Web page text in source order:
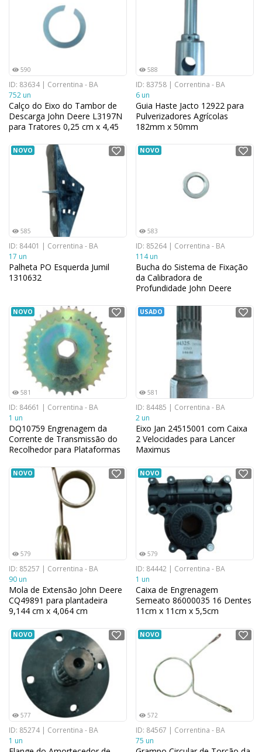
590
ID: 83634 | Correntina - BA
752 un
Calço do Eixo do Tambor de
Descarga John Deere L3197N
para Tratores 0,25 cm x 4,45
588
ID: 83758 | Correntina - BA
6 un
Guia Haste Jacto 12922 para
Pulverizadores Agrícolas
182mm x 50mm
NOVO
585
ID: 84401 | Correntina - BA
17 un
Palheta PO Esquerda Jumil
1310632
NOVO
583
ID: 85264 | Correntina - BA
114 un
Bucha do Sistema de Fixação
da Calibradora de
Profundidade John Deere
9,906 cm x 7,62 cm
NOVO
581
ID: 84661 | Correntina - BA
1 un
DQ10759 Engrenagem da
Corrente de Transmissão do
Recolhedor para Plataformas
cm
USADO
581
ID: 84485 | Correntina - BA
2 un
Eixo Jan 24515001 com Caixa
2 Velocidades para Lancer
Maximus
NOVO
579
ID: 85257 | Correntina - BA
90 un
Mola de Extensão John Deere
CQ49891 para plantadeira
9,144 cm x 4,064 cm
NOVO
579
ID: 84442 | Correntina - BA
1 un
Caixa de Engrenagem
Semeato 86000035 16 Dentes
11cm x 11cm x 5,5cm
NOVO
577
ID: 85274 | Correntina - BA
1 un
NOVO
572
ID: 84567 | Correntina - BA
75 un